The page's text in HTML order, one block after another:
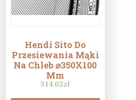
Hendi Sito Do
Przesiewania Mąki
Na Chleb ⌀350X100
Mm
314,62zł